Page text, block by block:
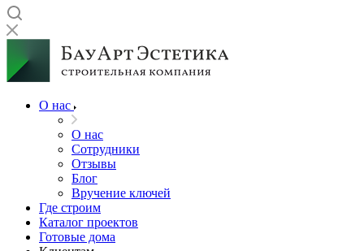
О нас
О нас
Сотрудники
Отзывы
Блог
Вручение ключей
Где строим
Каталог проектов
Готовые дома